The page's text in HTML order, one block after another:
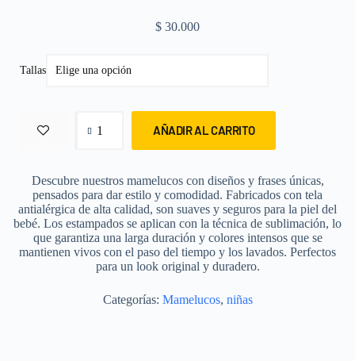
$ 30.000
Tallas
AÑADIR AL CARRITO
Descubre nuestros mamelucos con diseños y frases únicas,
pensados para dar estilo y comodidad. Fabricados con tela
antialérgica de alta calidad, son suaves y seguros para la piel del
bebé. Los estampados se aplican con la técnica de sublimación, lo
que garantiza una larga duración y colores intensos que se
mantienen vivos con el paso del tiempo y los lavados. Perfectos
para un look original y duradero.
Categorías: Mamelucos, niñas